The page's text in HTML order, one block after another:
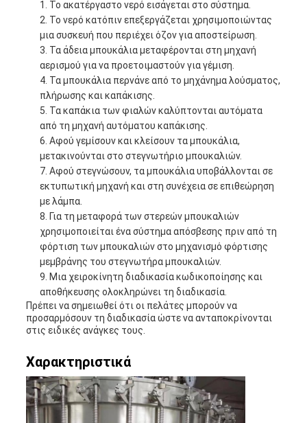
Το ακατέργαστο νερό εισάγεται στο σύστημα.
Το νερό κατόπιν επεξεργάζεται χρησιμοποιώντας
μια συσκευή που περιέχει όζον για αποστείρωση.
Τα άδεια μπουκάλια μεταφέρονται στη μηχανή
αερισμού για να προετοιμαστούν για γέμιση.
Τα μπουκάλια περνάνε από το μηχάνημα λούσματος,
πλήρωσης και καπάκισης.
Τα καπάκια των φιαλών καλύπτονται αυτόματα
από τη μηχανή αυτόματου καπάκισης.
Αφού γεμίσουν και κλείσουν τα μπουκάλια,
μετακινούνται στο στεγνωτήριο μπουκαλιών.
Αφού στεγνώσουν, τα μπουκάλια υποβάλλονται σε
εκτυπωτική μηχανή και στη συνέχεια σε επιθεώρηση
με λάμπα.
Για τη μεταφορά των στερεών μπουκαλιών
χρησιμοποιείται ένα σύστημα απόσβεσης πριν από τη
φόρτιση των μπουκαλιών στο μηχανισμό φόρτισης
μεμβράνης του στεγνωτήρα μπουκαλιών.
Μια χειροκίνητη διαδικασία κωδικοποίησης και
αποθήκευσης ολοκληρώνει τη διαδικασία.
Πρέπει να σημειωθεί ότι οι πελάτες μπορούν να
προσαρμόσουν τη διαδικασία ώστε να ανταποκρίνονται
στις ειδικές ανάγκες τους.
Χαρακτηριστικά